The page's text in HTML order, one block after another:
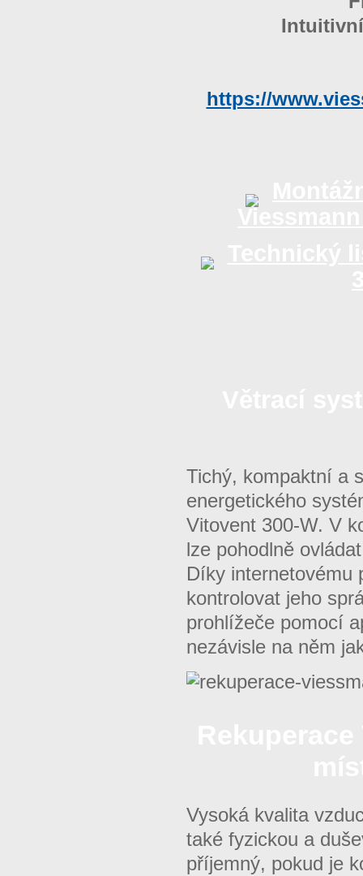
https://
Tichý, kompaktní a
energetického
Vitovent 300-W. V
lze pohodlně
Díky internetovému
kontrolovat jeho
prohlížeče pomocí
nezávisle na něm
Vysoká kvalita
také fyzickou a
příjemný, pokud je